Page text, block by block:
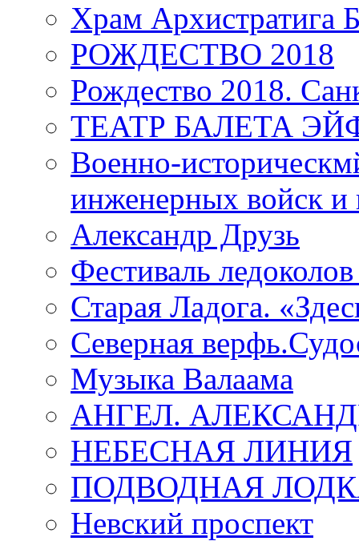
Храм
РОЖДЕСТВО 2018
Рождество 2018.
ТЕАТР БАЛЕТА
Военно-
инженерных войск и
Александр Друзь
Фестиваль
Старая Ладога.
Северная
Музыка Валаама
АНГЕЛ.
НЕБЕСНАЯ ЛИНИЯ
ПОДВОДНАЯ
Невский проспект